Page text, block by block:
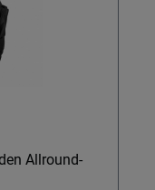
Allround-